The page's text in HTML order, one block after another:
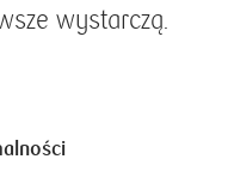
wystarczą.